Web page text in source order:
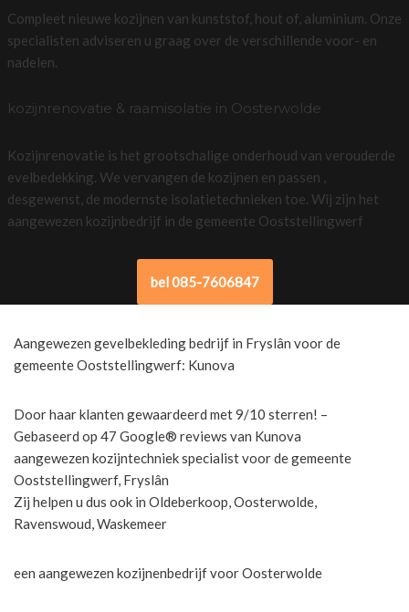
Compleet nieuwe kozijnen van kunststof, hout of, aluminium. Onze
specialisten adviseren u graag over de verschillende voor- en
nadelen.
kozijnrenovatie & raamisolatie in Oosterwolde
Kozijnrenovatie is het grootschalige onderhoud van verouderde
evelbedekking. We vervangen de kozijnen en passen ,
desgewenst, de modernste isolatietechnieken toe. Wij zijn het
aangewezen kozijnbedrijf in de gemeente Ooststellingwerf
bel 085-7606847
Aangewezen gevelbekleding bedrijf in Fryslân voor de
gemeente Ooststellingwerf: Kunova
Door haar klanten gewaardeerd met 9/10 sterren! –
Gebaseerd op 47 Google® reviews van Kunova
aangewezen kozijntechniek specialist voor de gemeente
Ooststellingwerf, Fryslân
Zij helpen u dus ook in Oldeberkoop, Oosterwolde,
Ravenswoud, Waskemeer
een aangewezen kozijnenbedrijf voor Oosterwolde